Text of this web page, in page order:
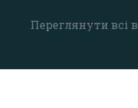
Переглянути всі